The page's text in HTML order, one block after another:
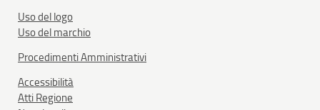
Uso del logo
Uso del marchio
Procedimenti Amministrativi
Accessibilità
Atti Regione